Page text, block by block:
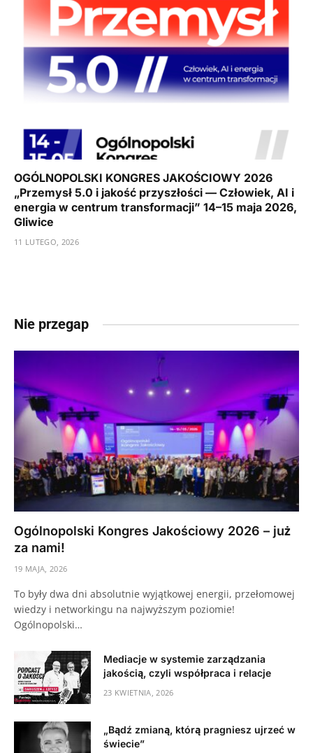
OGÓLNOPOLSKI KONGRES JAKOŚCIOWY 2026
„Przemysł 5.0 i jakość przyszłości — Człowiek, AI i
energia w centrum transformacji” 14–15 maja 2026,
Gliwice
11 LUTEGO, 2026
Nie przegap
Ogólnopolski Kongres Jakościowy 2026 – już
za nami!
19 MAJA, 2026
To były dwa dni absolutnie wyjątkowej energii, przełomowej
wiedzy i networkingu na najwyższym poziomie!
Ogólnopolski…
Mediacje w systemie zarządzania
jakością, czyli współpraca i relacje
23 KWIETNIA, 2026
„Bądź zmianą, którą pragniesz ujrzeć w
świecie”